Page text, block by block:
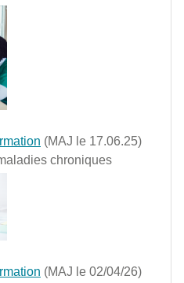
(MAJ le 17.06.25)
chroniques
(MAJ le 02/04/26)